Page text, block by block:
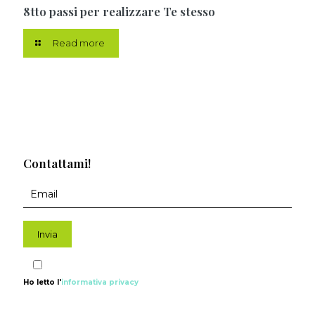
8tto passi per realizzare Te stesso
Read more
Contattami!
Ho letto l'informativa privacy